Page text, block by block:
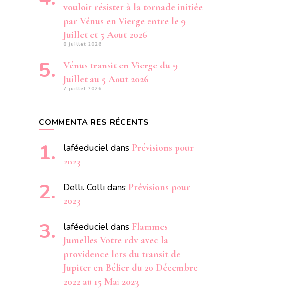
vouloir résister à la tornade initiée
par Vénus en Vierge entre le 9
Juillet et 5 Aout 2026
8 juillet 2026
Vénus transit en Vierge du 9
Juillet au 5 Aout 2026
7 juillet 2026
COMMENTAIRES RÉCENTS
laféeduciel dans Prévisions pour
2023
Delli. Colli dans Prévisions pour
2023
laféeduciel dans Flammes
Jumelles Votre rdv avec la
providence lors du transit de
Jupiter en Bélier du 20 Décembre
2022 au 15 Mai 2023